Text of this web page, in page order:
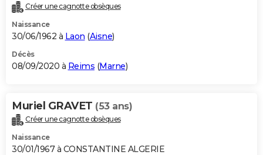
Créer une cagnotte obsèques
Naissance
30/06/1962 à Laon (Aisne)
Décès
08/09/2020 à Reims (Marne)
Muriel GRAVET (53 ans)
Créer une cagnotte obsèques
Naissance
30/01/1967 à CONSTANTINE ALGERIE